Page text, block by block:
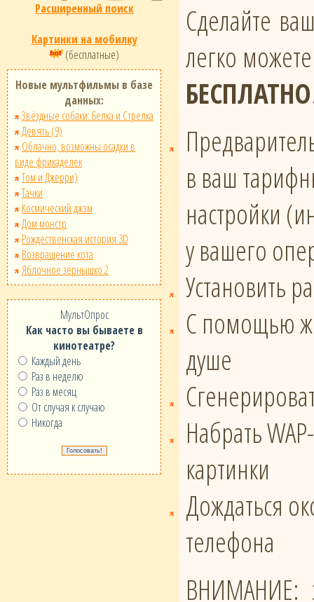
Расширенный поиск
Картинки на мобилку
(бесплатные)
Новые мультфильмы в базе
данных:
Звёздные собаки: Белка и Стрелка
Девять (9)
Облачно, возможны осадки в
виде фрикаделек
Том и Джерри)
Тачки
Космический джэм
Дом монстр
Рождественская история 3D
Возвращение кота
Яблочное зернышко 2
МультОпрос
Как часто вы бываете в
кинотеатре?
Каждый день
Раз в неделю
Раз в месяц
От случая к случаю
Никогда
Сделайте
легко
БЕСПЛАТНО
в ваш
настройки
у вашего
Установить
С помощью
душе
Набрать
картинки
Дождаться
телефона
ВНИМАНИЕ: